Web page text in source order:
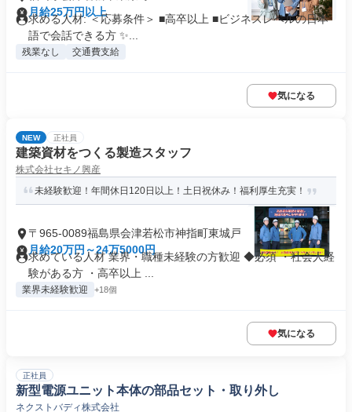
月給25万円以上
求める人材: ＜応募条件＞ ■高卒以上 ■ビジネスレベルの日本
語で会話できる方 ✨...
残業なし 交通費支給
気になる
NEW 正社員
建築資材をつくる製造スタッフ
株式会社セキノ興産
未経験歓迎！年間休日120日以上！土日祝休み！福利厚生充実！
〒965-0089福島県会津若松市神指町東城戸
月給20万円～24万5000円
求めている人材 業界・職種未経験の方歓迎 ◆必須 ・社会人経
験がある方 ・高卒以上 ...
業界未経験歓迎 +18個
気になる
正社員
新型電源ユニット本体の部品セット・取り外し
ネクストバディ株式会社